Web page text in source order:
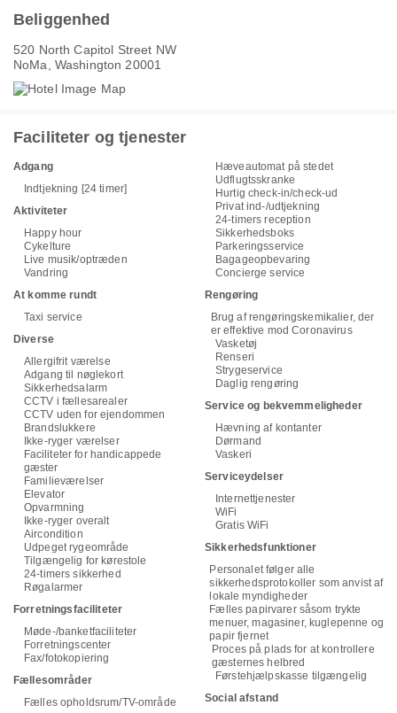
Beliggenhed
520 North Capitol Street NW
NoMa, Washington 20001
Faciliteter og tjenester
Adgang
Indtjekning [24 timer]
Aktiviteter
Happy hour
Cykelture
Live musik/optræden
Vandring
At komme rundt
Taxi service
Diverse
Allergifrit værelse
Adgang til nøglekort
Sikkerhedsalarm
CCTV i fællesarealer
CCTV uden for ejendommen
Brandslukkere
Ikke-ryger værelser
Faciliteter for handicappede
gæster
Familieværelser
Elevator
Opvarmning
Ikke-ryger overalt
Aircondition
Udpeget rygeområde
Tilgængelig for kørestole
24-timers sikkerhed
Røgalarmer
Forretningsfaciliteter
Møde-/banketfaciliteter
Forretningscenter
Fax/fotokopiering
Fællesområder
Fælles opholdsrum/TV-område
Hæveautomat på stedet
Udflugtsskranke
Hurtig check-in/check-ud
Privat ind-/udtjekning
24-timers reception
Sikkerhedsboks
Parkeringsservice
Bagageopbevaring
Concierge service
Rengøring
Brug af rengøringskemikalier, der
er effektive mod Coronavirus
Vasketøj
Renseri
Strygeservice
Daglig rengøring
Service og bekvemmeligheder
Hævning af kontanter
Dørmand
Vaskeri
Serviceydelser
Internettjenester
WiFi
Gratis WiFi
Sikkerhedsfunktioner
Personalet følger alle
sikkerhedsprotokoller som anvist af
lokale myndigheder
Fælles papirvarer såsom trykte
menuer, magasiner, kuglepenne og
papir fjernet
Proces på plads for at kontrollere
gæsternes helbred
Førstehjælpskasse tilgængelig
Social afstand